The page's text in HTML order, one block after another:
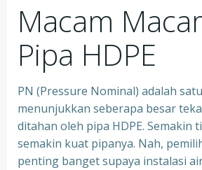
Macam
Pipa HDPE
PN (Pressure Nominal) adalah
menunjukkan seberapa besar
ditahan oleh pipa HDPE. Semakin
semakin kuat pipanya. Nah,
penting banget supaya instalasi